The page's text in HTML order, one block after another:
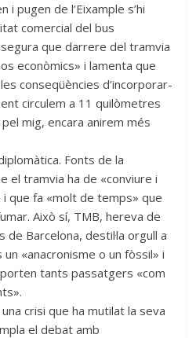
i pugen de l’Eixample s’hi
comercial del bus
que darrere del tramvia
econòmics» i lamenta que
conseqüències d’incorporar-
circulem a 11 quilòmetres
mig, encara anirem més
Fonts de la
el tramvia ha de «conviure i
i que fa «molt de temps» que
Això sí, TMB, hereva de
de Barcelona, destil·la orgull a
«anacronisme o un fòssil» i
tants passatgers «com
crisi que ha mutilat la seva
el debat amb